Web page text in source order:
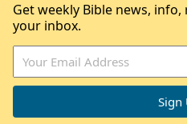
Get weekly Bible news,
your inbox.